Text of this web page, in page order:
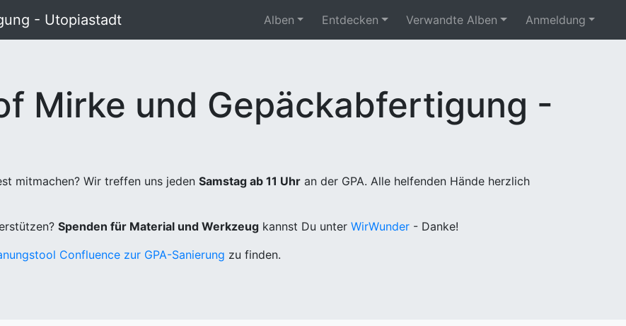
- Utopiastadt Alben Entdecken Verwandte Alben Anmeldung
Mirke und Gepäckabfertigung -
mitmachen? Wir treffen uns jeden Samstag ab 11 Uhr an der GPA. Alle helfenden Hände herzlich
Spenden für Material und Werkzeug kannst Du unter WirWunder - Danke!
Confluence zur GPA-Sanierung zu finden.